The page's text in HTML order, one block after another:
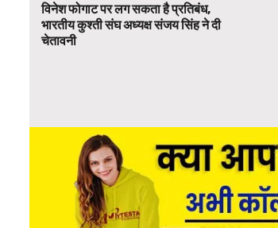
विनेश फोगाट पर लग सकता है प्रतिबंध,
भारतीय कुश्ती संघ अध्यक्ष संजय सिंह ने दी
चेतावनी